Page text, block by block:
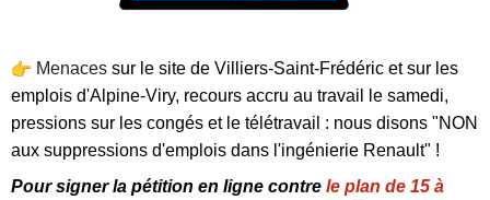
Menacessur le site de Villiers-Saint-Frédéric et sur les
emplois d'Alpine-Viry, recours accru au travail le samedi,
pressions sur les congés et le télétravail : nous disons "NON
aux suppressions d'emplois dans l'ingénierie Renault" !
Pour signer la pétition en ligne contre le plan de 15 à